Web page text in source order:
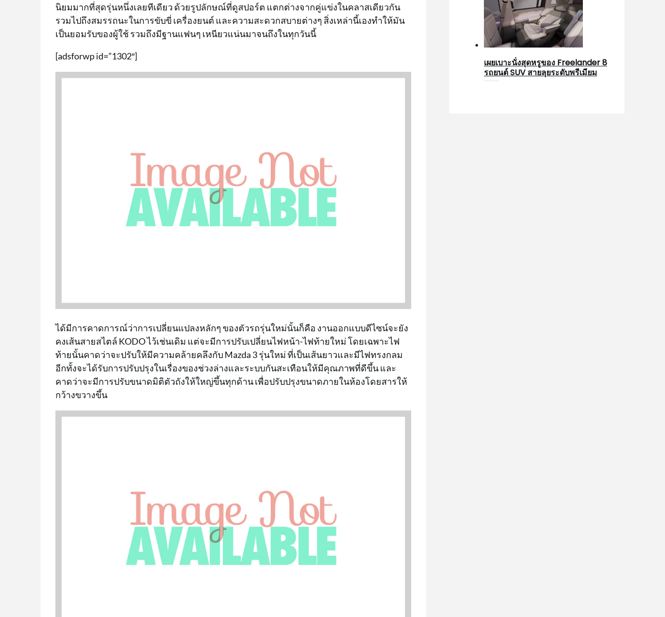
นิยมมากที่สุดรุ่นหนึ่งเลยทีเดียว ด้วยรูปลักษณ์ที่ดูสปอร์ต แตกต่างจากคู่แข่งในคลาสเดียวกัน
รวมไปถึงสมรรถนะในการขับขี่ เครื่องยนต์ และความสะดวกสบายต่างๆ สิ่งเหล่านี้เองทำให้มัน
เป็นยอมรับของผู้ใช้ รวมถึงมีฐานแฟนๆ เหนียวแน่นมาจนถึงในทุกวันนี้
[adsforwp id=”1302″]
ได้มีการคาดการณ์ว่าการเปลี่ยนแปลงหลักๆ ของตัวรถรุ่นใหม่นั้นก็คือ งานออกแบบดีไซน์จะยัง
คงเส้นสายสไตล์ KODO ไว้เช่นเดิม แต่จะมีการปรับเปลี่ยนไฟหน้า-ไฟท้ายใหม่ โดยเฉพาะไฟ
ท้ายนั้นคาดว่าจะปรับให้มีความคล้ายคลึงกับ Mazda 3 รุ่นใหม่ ที่เป็นเส้นยาวและมีไฟทรงกลม
อีกทั้งจะได้รับการปรับปรุงในเรื่องของช่วงล่างและระบบกันสะเทือนให้มีคุณภาพที่ดีขึ้น และ
คาดว่าจะมีการปรับขนาดมิติตัวถังให้ใหญ่ขึ้นทุกด้าน เพื่อปรับปรุงขนาดภายในห้องโดยสารให้
กว้างขวางขึ้น
เผยเบาะนั่งสุดหรูของ Freelander 8
รถยนต์ SUV สายลุยระดับพรีเมียม